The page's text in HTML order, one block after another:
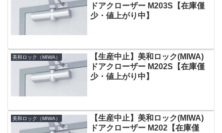
ドアクローザー M203S【在庫僅
少・値上がり中】
美和ロック（MIWA）
【生産中止】美和ロック(MIWA)
ドアクローザー M202S【在庫僅
少・値上がり中】
美和ロック（MIWA）
【生産中止】美和ロック(MIWA)
ドアクローザー M202【在庫僅